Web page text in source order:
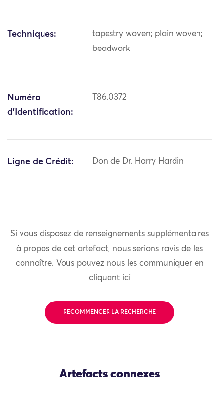
Techniques:
tapestry woven; plain woven;
beadwork
Numéro
d'Identification:
T86.0372
Ligne de Crédit: Don de Dr. Harry Hardin
Si vous disposez de renseignements supplémentaires
à propos de cet artefact, nous serions ravis de les
connaître. Vous pouvez nous les communiquer en
cliquant ici
RECOMMENCER LA RECHERCHE
Artefacts connexes